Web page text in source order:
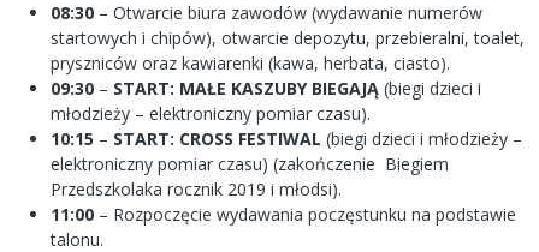
08:30 – Otwarcie biura zawodów (wydawanie numerów
startowych i chipów), otwarcie depozytu, przebieralni, toalet,
pryszniców oraz kawiarenki (kawa, herbata, ciasto).
09:30 – START: MAŁE KASZUBY BIEGAJĄ (biegi dzieci i
młodzieży – elektroniczny pomiar czasu).
10:15 – START: CROSS FESTIWAL (biegi dzieci i młodzieży –
elektroniczny pomiar czasu) (zakończenie Biegiem
Przedszkolaka rocznik 2019 i młodsi).
11:00 – Rozpoczęcie wydawania poczęstunku na podstawie
talonu.